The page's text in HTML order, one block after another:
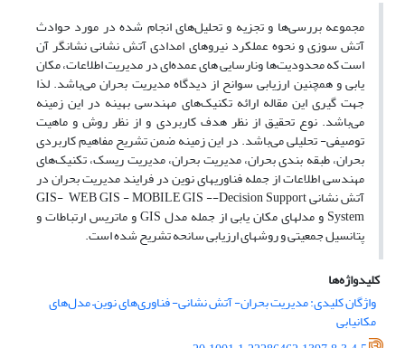
مجموعه بررسی‌ها و تجزیه و تحلیل‌های انجام شده در مورد حوادث
آتش سوزی و نحوه عملکرد نیروهای امدادی آتش نشانی نشانگر آن
است که محدودیت‌ها ونارسایی های عمده‌ای در مدیریت اطلاعات، مکان
یابی و همچنین ارزیابی سوانح از دیدگاه مدیریت بحران می‌باشد. لذا
جهت گیری این مقاله ارائه تکنیک‌های مهندسی بهینه در این زمینه
می‌باشد. نوع تحقیق از نظر هدف کاربردی و از نظر روش و ماهیت
توصیفی- تحلیلی می‌باشد. در این زمینه ضمن تشریح مفاهیم کاربردی
بحران، طبقه بندی بحران، مدیریت بحران، مدیریت ریسک، تکنیک‌های
مهندسی اطلاعات از جمله فناوریهای نوین در فرایند مدیریت بحران در
آتش نشانی GIS- ‌ WEB GIS - MOBILE GIS --Decision Support
System و مدلهای مکان یابی از جمله مدل GIS و ماتریس ارتباطات و
پتانسیل جمعیتی و روشهای ارزیابی سانحه تشریح شده است.
کلیدواژه‌ها
واژگان کلیدی: مدیریت بحران- آتش نشانی- فناوری‌های نوین– مدل‌های
مکانیابی